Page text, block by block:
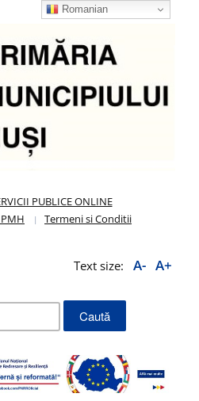
PUBLICE ONLINE
Termeni si Conditii
Text size: A- A+
Romanian